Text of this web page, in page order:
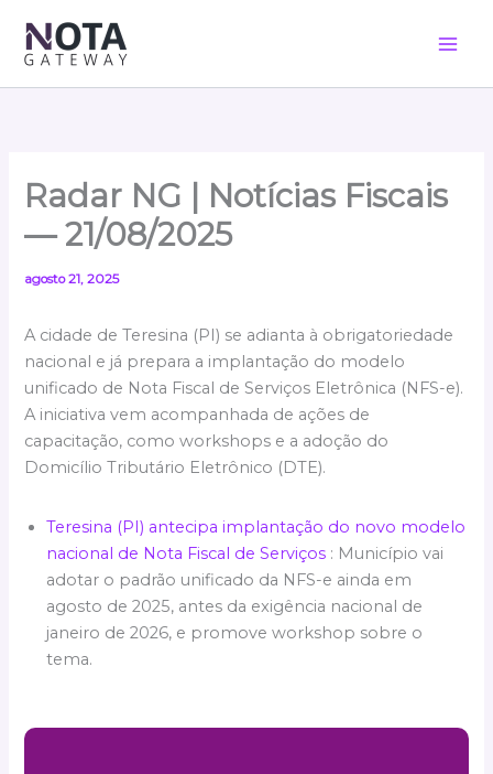
para
conteúdo
Radar NG | Notícias Fiscais
— 21/08/2025
agosto 21, 2025
A cidade de Teresina (PI) se adianta à obrigatoriedade
nacional e já prepara a implantação do modelo
unificado de Nota Fiscal de Serviços Eletrônica (NFS-e).
A iniciativa vem acompanhada de ações de
capacitação, como workshops e a adoção do
Domicílio Tributário Eletrônico (DTE).
Teresina (PI) antecipa implantação do novo modelo
nacional de Nota Fiscal de Serviços : Município vai
adotar o padrão unificado da NFS-e ainda em
agosto de 2025, antes da exigência nacional de
janeiro de 2026, e promove workshop sobre o
tema.